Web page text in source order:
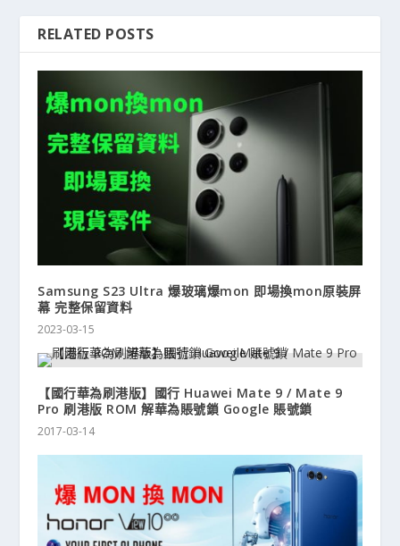
RELATED POSTS
Samsung S23 Ultra 爆玻璃爆mon 即場換mon原裝屏
幕 完整保留資料
2023-03-15
【國行華為刷港版】國行 Huawei Mate 9 / Mate 9
Pro 刷港版 ROM 解華為賬號鎖 Google 賬號鎖
2017-03-14